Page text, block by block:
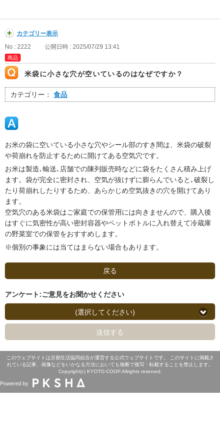
カテゴリー表示
No : 2222
公開日時 : 2025/07/29 13:41
商品
米袋に小さな穴が空いているのはなぜですか？
カテゴリー： 食品
お米の袋に空いている小さな穴やシール部のすき間は、米袋の破裂
や荷崩れを防止するために開けてある空気穴です。
お米は製造､輸送､店舗での陳列販売時などに袋をたくさん積み上げ
ます。袋が完全に密封され、空気が抜けずに膨らんでいると､破裂し
たり荷崩れしたりするため、あらかじめ空気抜きの穴を開けてあり
ます。
空気穴のある米袋はご家庭での保管用には向きませんので、購入後
はすぐに気密性が高い密封容器やペットボトルに入れ替えて冷蔵庫
の野菜室での保管をおすすめします。
※個別の事象には当てはまらない場合もあります。
戻る
アンケート:ご意見をお聞かせください
(選択してください)
送信する
このウェブサイトは京都生活協同組合が運営する公式ウェブサイトです。 このサイトに掲載さ
れている記事、画像などをいかなる方法においても無断で複写・転載することを禁止します。
Copyright(c) KYOTO-COOP.Allrights reserved.
Powered by